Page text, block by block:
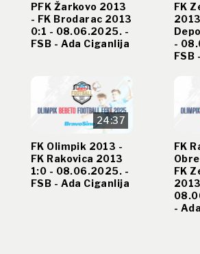
PFK Žarkovo 2013
- FK Brodarac 2013
0:1 - 08.06.2025. -
FSB - Ada Ciganlija
FK
-
FSB
24:37
FK Olimpik 2013 -
FK Rakovica 2013
1:0 - 08.06.2025. -
FSB - Ada Ciganlija
FK
FK
-